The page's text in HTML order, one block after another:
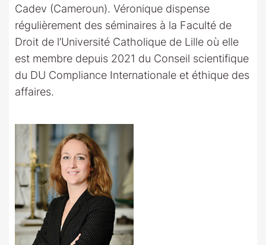
Cadev (Cameroun). Véronique dispense
régulièrement des séminaires à la Faculté de
Droit de l’Université Catholique de Lille où elle
est membre depuis 2021 du Conseil scientifique
du DU Compliance Internationale et éthique des
affaires.